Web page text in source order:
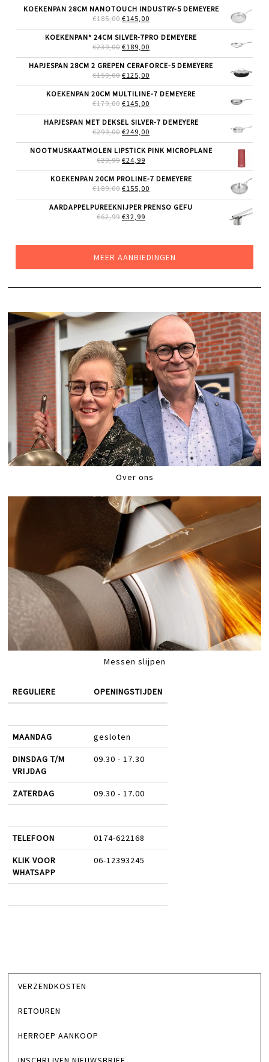
KOEKENPAN 28CM NANOTOUCH INDUSTRY-5 DEMEYERE
€185,00 OORSPRONKELIJKE
WAS:
€185,00.
€145,00
IS:
KOEKENPAN* 24CM SILVER-7PRO DEMEYERE
€239,00 OORSPRONKELIJKE
WAS:
€239,00.
€189,00
IS:
HAPJESPAN 28CM 2 GREPEN CERAFORCE-5 DEMEYERE
€159,00 OORSPRONKELIJKE
WAS:
€159,00.
€125,00
IS:
KOEKENPAN 20CM MULTILINE-7 DEMEYERE
€179,00 OORSPRONKELIJKE
WAS:
€179,00.
€145,00
IS:
HAPJESPAN MET DEKSEL SILVER-7 DEMEYERE
€299,00 OORSPRONKELIJKE
WAS:
€299,00.
€249,00
IS:
NOOTMUSKAATMOLEN LIPSTICK PINK MICROPLANE
€29,99 OORSPRONKELIJKE
WAS:
€29,99.
€24,99
IS:
€24,99.
KOEKENPAN 20CM PROLINE-7 DEMEYERE
€189,00 OORSPRONKELIJKE
WAS:
€189,00.
€155,00
IS:
AARDAPPELPUREEKNIJPER PRENSO GEFU
€62,99 OORSPRONKELIJKE
€32,99
MEER AANBIEDINGEN
Over ons
Messen slijpen
REGULIERE OPENINGSTIJDEN
MAANDAG gesloten
DINSDAG T/M
VRIJDAG
09.30 - 17.30
ZATERDAG 09.30 - 17.00
TELEFOON 0174-622168
KLIK VOOR
WHATSAPP
06-12393245
VERZENDKOSTEN
RETOUREN
HERROEP AANKOOP